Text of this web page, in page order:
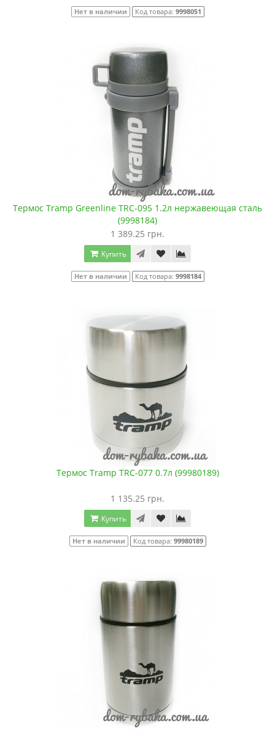
Нет в наличии Код товара: 9998051
Термос Tramp Greenline TRC-095 1.2л нержавеющая сталь
(9998184)
1 389.25 грн.
Купить
Нет в наличии Код товара: 9998184
Термос Tramp TRC-077 0.7л (99980189)
1 135.25 грн.
Купить
Нет в наличии Код товара: 99980189